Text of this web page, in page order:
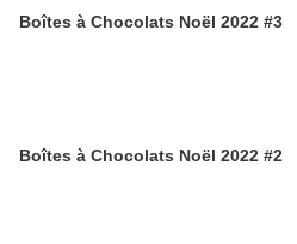
Boîtes à Chocolats Noël 2022 #3
Boîtes à Chocolats Noël 2022 #2